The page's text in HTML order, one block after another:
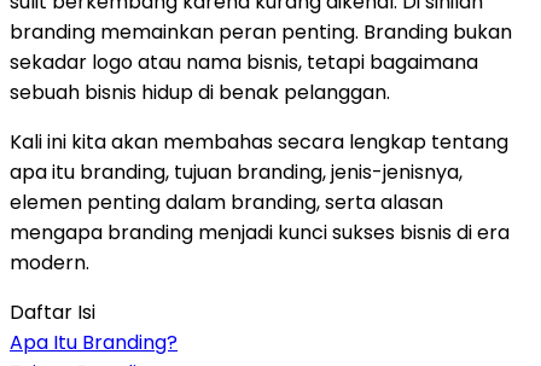
branding memainkan peran penting. Branding bukan
sekadar logo atau nama bisnis, tetapi bagaimana
sebuah bisnis hidup di benak pelanggan.
Kali ini kita akan membahas secara lengkap tentang
apa itu branding, tujuan branding, jenis-jenisnya,
elemen penting dalam branding, serta alasan
mengapa branding menjadi kunci sukses bisnis di era
modern.
Daftar Isi
Apa Itu Branding?